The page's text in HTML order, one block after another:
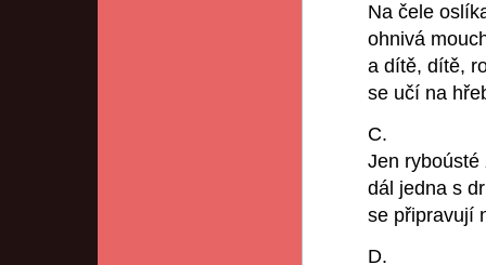
Na čele
ohnivá
a dítě, dítě,
se učí na
C.
Jen ryboústé
dál jedna s
se připravují
D.